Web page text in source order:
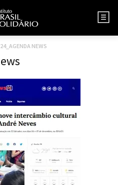
NEWS